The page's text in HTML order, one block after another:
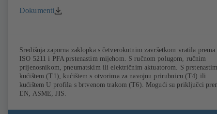
Dokumenti
Središnja zaporna zaklopka s četverokutnim završetkom vratila prema
ISO 5211 i PFA prstenastim mijehom. S ručnom polugom, ručnim
prijenosnikom, pneumatskim ili električnim aktuatorom. S
kućištem (T1), kućištem s otvorima za navojnu prirubnicu (T4) ili
kućištem U profila s brtvenom trakom (T6). Mogući su priključci
EN, ASME, JIS.